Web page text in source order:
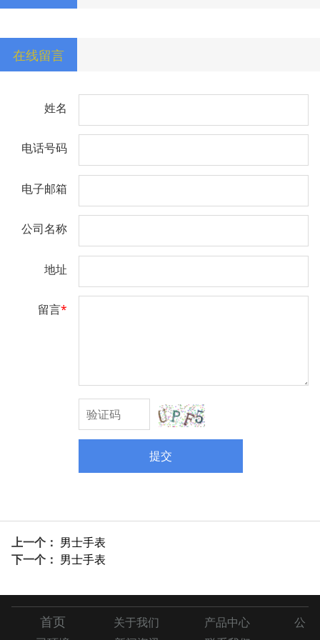
在线留言
姓名
电话号码
电子邮箱
公司名称
地址
留言*
提交
上一个： 男士手表
下一个： 男士手表
首页 关于我们 产品中心
公